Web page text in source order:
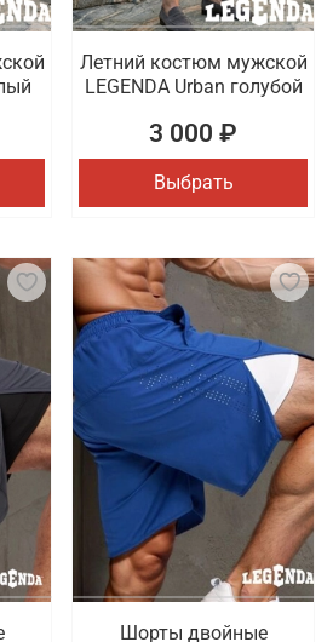
Летний костюм мужской
LEGENDA Urban голубой
3 000 ₽
Выбрать
Шорты двойные